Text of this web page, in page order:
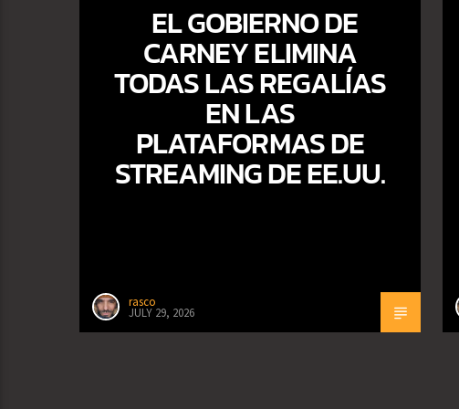
EL GOBIERNO DE
CARNEY ELIMINA
TODAS LAS REGALÍAS
EN LAS
PLATAFORMAS DE
STREAMING DE EE.UU.
rasco
JULY 29, 2026